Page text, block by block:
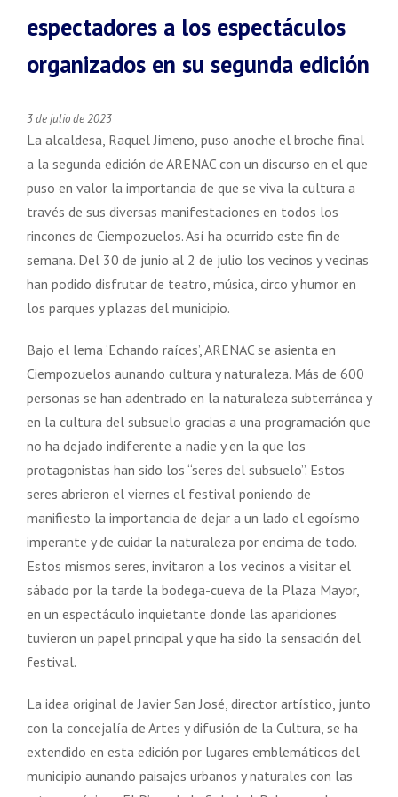
espectadores a los espectáculos
organizados en su segunda edición
3 de julio de 2023
La alcaldesa, Raquel Jimeno, puso anoche el broche final
a la segunda edición de ARENAC con un discurso en el que
puso en valor la importancia de que se viva la cultura a
través de sus diversas manifestaciones en todos los
rincones de Ciempozuelos. Así ha ocurrido este fin de
semana. Del 30 de junio al 2 de julio los vecinos y vecinas
han podido disfrutar de teatro, música, circo y humor en
los parques y plazas del municipio.
Bajo el lema ‘Echando raíces’, ARENAC se asienta en
Ciempozuelos aunando cultura y naturaleza. Más de 600
personas se han adentrado en la naturaleza subterránea y
en la cultura del subsuelo gracias a una programación que
no ha dejado indiferente a nadie y en la que los
protagonistas han sido los “seres del subsuelo”. Estos
seres abrieron el viernes el festival poniendo de
manifiesto la importancia de dejar a un lado el egoísmo
imperante y de cuidar la naturaleza por encima de todo.
Estos mismos seres, invitaron a los vecinos a visitar el
sábado por la tarde la bodega-cueva de la Plaza Mayor,
en un espectáculo inquietante donde las apariciones
tuvieron un papel principal y que ha sido la sensación del
festival.
La idea original de Javier San José, director artístico, junto
con la concejalía de Artes y difusión de la Cultura, se ha
extendido en esta edición por lugares emblemáticos del
municipio aunando paisajes urbanos y naturales con las
base a cómo
se usa la
web.
Para que
nuestra web
mejor posible
durante tu
visita. Si
cookies,
algunas
desactiva.
Marketing
Al compartir tus
intereses y
comportamiento
mientras visitas
nuestro sitio,
aumentas la
posibilidad de
ver contenido y
personalizados.